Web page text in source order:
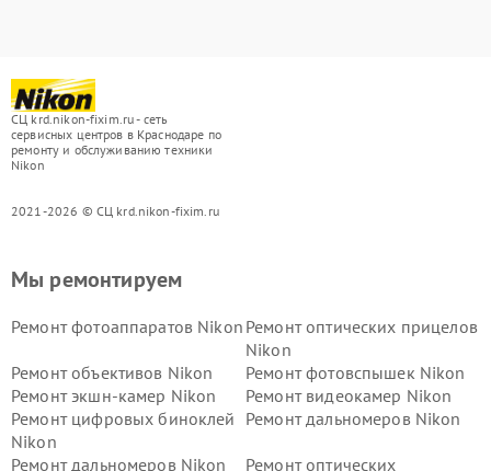
СЦ krd.nikon-fixim.ru - сеть
сервисных центров в Краснодаре по
ремонту и обслуживанию техники
Nikon
2021-2026 © СЦ krd.nikon-fixim.ru
Мы ремонтируем
Ремонт фотоаппаратов Nikon Ремонт оптических прицелов
Nikon
Ремонт объективов Nikon
Ремонт фотовспышек Nikon
Ремонт экшн-камер Nikon
Ремонт видеокамер Nikon
Ремонт цифровых биноклей
Nikon
Ремонт дальномеров Nikon
Ремонт дальномеров Nikon
Ремонт оптических